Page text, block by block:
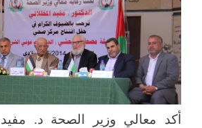
أكد معالي وزير الصحة د.